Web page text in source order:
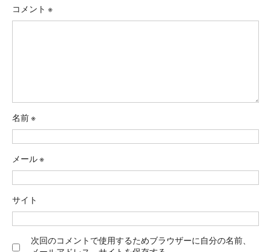
コメント ※
名前※
メール※
サイト
次回のコメントで使用するためブラウザーに自分の名前、